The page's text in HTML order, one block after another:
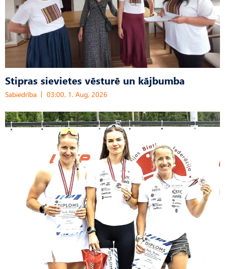
Stipras sievietes vēsturē un kājbumba
Sabiedrība 03:00, 1. Aug, 2026